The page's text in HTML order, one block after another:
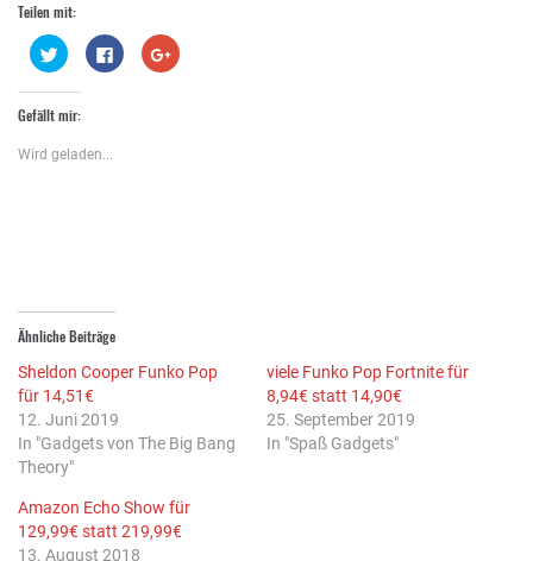
Teilen mit:
Klick,
um
Twitter
zu
teilen
in
neuem
Klick,
um
Zum
Teilen
Gefällt mir:
Wird geladen...
Ähnliche Beiträge
Sheldon Cooper Funko Pop
für 14,51€
12. Juni 2019
In "Gadgets von The Big Bang
Theory"
viele Funko Pop Fortnite für
8,94€ statt 14,90€
25. September 2019
In "Spaß Gadgets"
Amazon Echo Show für
129,99€ statt 219,99€
13. August 2018